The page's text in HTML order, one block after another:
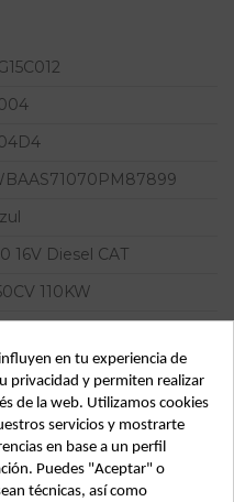
16V Diesel CAT
110KW
150A
3 BERLINA (E46)
en tu experiencia de
privacidad y permiten realizar
de la web. Utilizamos cookies
servicios y mostrarte
en base a un perfil
Puedes "Aceptar" o
técnicas, así como